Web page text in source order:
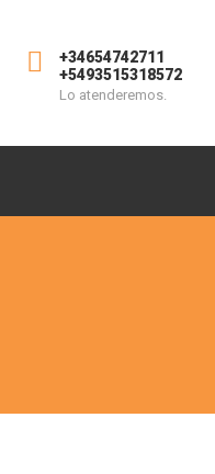
+34654742711
+5493515318572
Lo atenderemos.